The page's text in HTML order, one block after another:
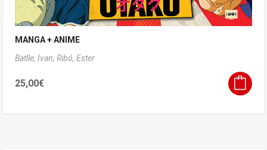
MANGA + ANIME
Batlle, Ivan, Ribó, Ester
25,00€